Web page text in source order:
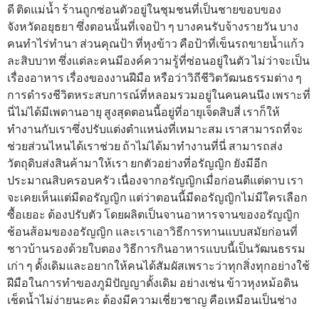
ดี ติดแม่น้ำ ร้านถูกซ่อนตัวอยู่ในชุมชนที่เป็นชายขอบของ
จังหวัดอยุธยา ซึ่งตอนนั้นที่เจอป้า ๆ บางคนรับจ้างรายวัน บาง
คนทำไร่ทำนา ส่วนคุณป้า ที่หุงข้าว คือป้าที่เข็นรถขายน้ำแก้ว
ละสิบบาท ซึ่งแต่ละคนมีองค์ความรู้ที่ซ่อนอยู่ในตัว ไม่ว่าจะเป็น
เรื่องอาหาร เรื่องของงานฝีมือ หรือว่าวิถีชีวิตวัฒนธรรมต่าง ๆ
การดำรงชีวิตหระสบการณ์ที่หลอมรวมอยู่ในคนคนนึง เพราะที่
นี่ไม่ได้มีเพดานอายุ สูงสุดตอนนี้อยู่ที่อายุเจ็ดสิบสี่ เราก็ให้
ทำงานกับเราซึ่งปรับแต่งตำแหน่งที่เหมาะสม เราสามารถที่จะ
ช่วยส่วนไหนได้เราช่วย ถ้าไม่ได้มาทำงานที่นี่ สามารถส่ง
วัตถุดิบส่งสินค้ามาให้เรา ยกตัวอย่างที่อรัญญิก ยังมีอีก
ประมาณสิบครอบครัว เนื่องจากอรัญญิกเมื่อก่อนตีแต่ดาบ เรา
จะเคยเห็นแต่มีดอรัญญิก แต่ว่าตอนนี้มีดอรัญญิกไม่มีใครเลือก
ซื้อเยอะ ต้องปรับตัว โดยผลิตเป็นจานอาหารจานของอรัญญิก
ช้อนส้อมของอรัญญิก และเราเอาวิธีการทานแบบสมัยก่อนที่
ชาวบ้านรองด้วยใบตอง วิธีการกินอาหารแบบนี้เป็นวัฒนธรรม
เก่า ๆ ดั้งเดิมและอยากให้คนได้สัมผัสเพราะว่าทุกสิ่งทุกอย่างใช้
ฝีมือในการทำของภูมิปัญญาดั้งเดิม อย่างเช่น ข้าวหุงหม้อดิน
เช็ดน้ำไม่ง่ายนะคะ ต้องมีความเชี่ยวชาญ คือเหมือนเป็นช่าง